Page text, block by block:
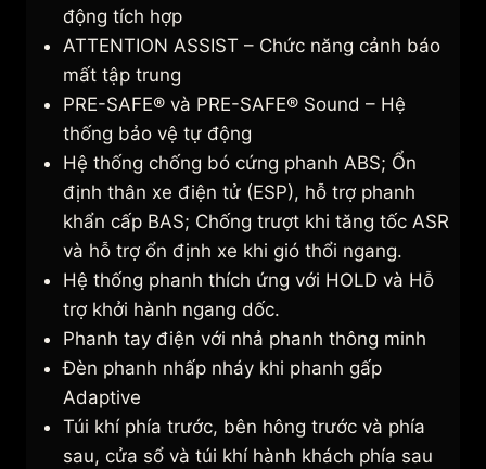
động tích hợp
ATTENTION ASSIST – Chức năng cảnh báo
mất tập trung
PRE-SAFE® và PRE-SAFE® Sound – Hệ
thống bảo vệ tự động
Hệ thống chống bó cứng phanh ABS; Ổn
định thân xe điện tử (ESP), hỗ trợ phanh
khẩn cấp BAS; Chống trượt khi tăng tốc ASR
và hỗ trợ ổn định xe khi gió thổi ngang.
Hệ thống phanh thích ứng với HOLD và Hỗ
trợ khởi hành ngang dốc.
Phanh tay điện với nhả phanh thông minh
Đèn phanh nhấp nháy khi phanh gấp
Adaptive
Túi khí phía trước, bên hông trước và phía
sau, cửa sổ và túi khí hành khách phía sau